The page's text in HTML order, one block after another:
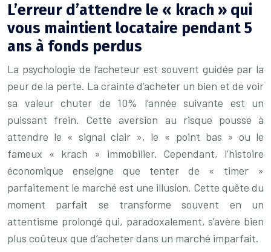
L’erreur d’attendre le « krach » qui
vous maintient locataire pendant 5
ans à fonds perdus
La psychologie de l’acheteur est souvent guidée par la
peur de la perte. La crainte d’acheter un bien et de voir
sa valeur chuter de 10% l’année suivante est un
puissant frein. Cette aversion au risque pousse à
attendre le « signal clair », le « point bas » ou le
fameux « krach » immobilier. Cependant, l’histoire
économique enseigne que tenter de « timer »
parfaitement le marché est une illusion. Cette quête du
moment parfait se transforme souvent en un
attentisme prolongé qui, paradoxalement, s’avère bien
plus coûteux que d’acheter dans un marché imparfait.